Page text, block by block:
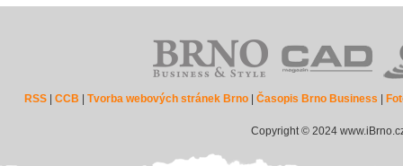
RSS |CCB |Tvorba webových stránek Brno |Časopis Brno Business
Copyright © 2024